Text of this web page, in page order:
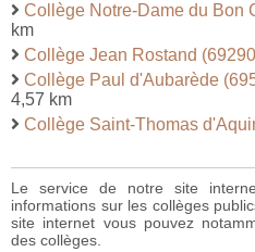
Collège Notre-Dame du Bon
km
Collège Jean Rostand
Collège Paul d'Aubarède
4,57 km
Collège Saint-Thomas
Le service de notre site
informations sur les collèges
site internet vous pouvez
des collèges.